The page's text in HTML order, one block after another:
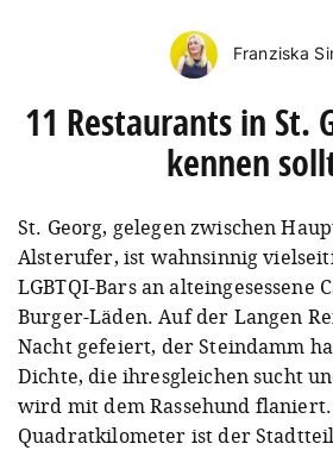
Franziska
11 Restaurants in St.
kennen
St. Georg, gelegen zwischen
Alsterufer, ist wahnsinnig
LGBTQI-Bars an alteingesessene
Burger-Läden. Auf der Langen
Nacht gefeiert, der Steindamm
Dichte, die ihresgleichen sucht
wird mit dem Rassehund
Quadratkilometer ist der